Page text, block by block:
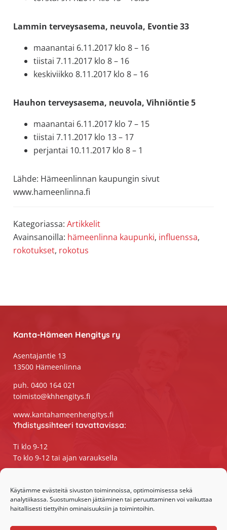
Käytämme evästeitä sivuston toiminnoissa, optimoimisessa sekä
analytiikassa. Suostumuksen jättäminen tai peruuttaminen voi vaikuttaa
haitallisesti tiettyihin ominaisuuksiin ja toimintoihin.
Lammin terveysasema, neuvola, Evontie 33
maanantai 6.11.2017 klo 8 – 16
tiistai 7.11.2017 klo 8 – 16
keskiviikko 8.11.2017 klo 8 – 16
Hauhon terveysasema, neuvola, Vihniöntie 5
maanantai 6.11.2017 klo 7 – 15
tiistai 7.11.2017 klo 13 – 17
perjantai 10.11.2017 klo 8 – 1
Lähde: Hämeenlinnan kaupungin sivut
www.hameenlinna.fi
Kategoriassa: Artikkelit
Avainsanoilla: hämeenlinna kaupunki, influenssa,
rokotukset, rokotus
Kanta-Hämeen Hengitys ry
Asentajantie 13
13500 Hämeenlinna
puh. 0400 164 021
toimisto@khhengitys.fi
www.kantahameenhengitys.fi
Yhdistyssihteeri tavattavissa:
Ti klo 9-12
To klo 9-12 tai ajan varauksella
maanantaista perjantaihin klo 9-15